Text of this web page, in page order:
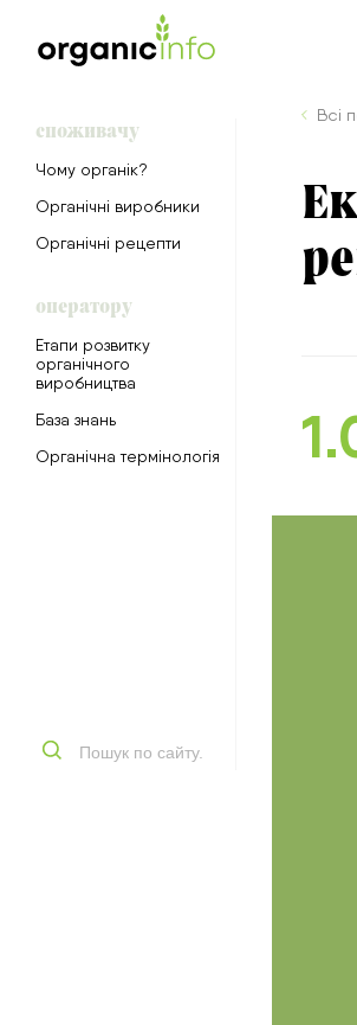
споживачу
Чому органік?
Органічні виробники
Органічні рецепти
оператору
Етапи розвитку
органічного
виробництва
База знань
Органічна термінологія
Всі